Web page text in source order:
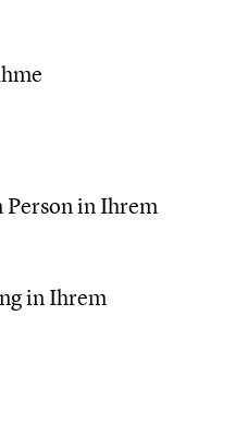
in Ihrem
in Ihrem